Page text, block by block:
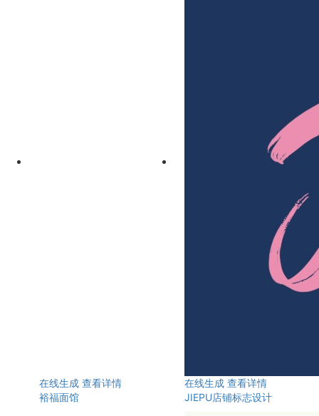
在线生成 查看详情
裕福面馆
在线生成 查看详情
JIEPU店铺标志设计